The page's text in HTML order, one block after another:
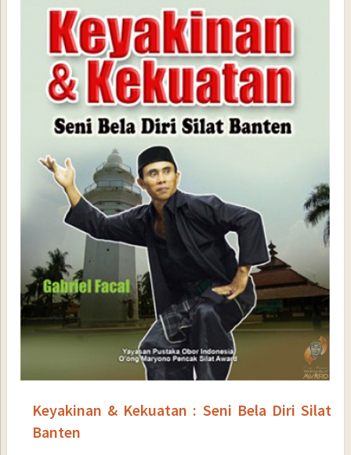
Keyakinan & Kekuatan : Seni Bela Diri Silat
Banten